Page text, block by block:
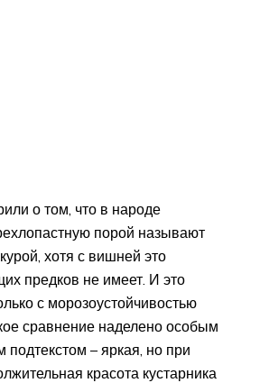
о том, что в народе
порой называют
хотя с вишней это
предков не имеет. И это
с морозоустойчивостью
сравнение наделено особым
– яркая, но при
красота кустарника